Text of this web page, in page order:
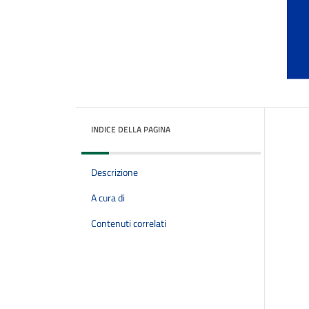
INDICE DELLA PAGINA
Descrizione
A cura di
Contenuti correlati